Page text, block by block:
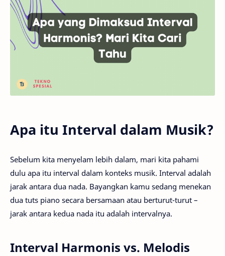
Apa itu Interval dalam Musik?
Sebelum kita menyelam lebih dalam, mari kita pahami
dulu apa itu interval dalam konteks musik. Interval adalah
jarak antara dua nada. Bayangkan kamu sedang menekan
dua tuts piano secara bersamaan atau berturut-turut –
jarak antara kedua nada itu adalah intervalnya.
Interval Harmonis vs. Melodis